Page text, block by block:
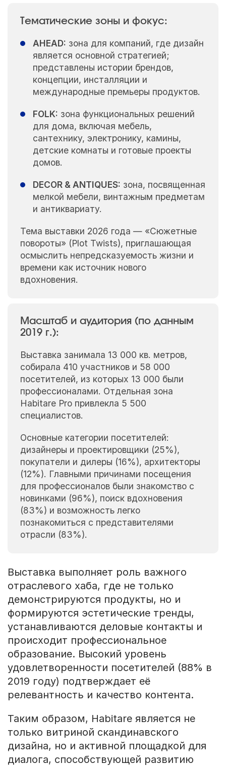
Тематические зоны и фокус:
AHEAD: зона для компаний, где дизайн
является основной стратегией;
представлены истории брендов,
концепции, инсталляции и
международные премьеры продуктов.
FOLK: зона функциональных решений
для дома, включая мебель,
сантехнику, электронику, камины,
детские комнаты и готовые проекты
домов.
DECOR & ANTIQUES: зона, посвященная
мелкой мебели, винтажным предметам
и антиквариату.
Тема выставки 2026 года — «Сюжетные
повороты» (Plot Twists), приглашающая
осмыслить непредсказуемость жизни и
времени как источник нового
вдохновения.
Масштаб и аудитория (по данным
2019 г.):
Выставка занимала 13 000 кв. метров,
собирала 410 участников и 58 000
посетителей, из которых 13 000 были
профессионалами. Отдельная зона
Habitare Pro привлекла 5 500
специалистов.
Основные категории посетителей:
дизайнеры и проектировщики (25%),
покупатели и дилеры (16%), архитекторы
(12%). Главными причинами посещения
для профессионалов были знакомство с
новинками (96%), поиск вдохновения
(83%) и возможность легко
познакомиться с представителями
отрасли (83%).
Выставка выполняет роль важного
отраслевого хаба, где не только
демонстрируются продукты, но и
формируются эстетические тренды,
устанавливаются деловые контакты и
происходит профессиональное
образование. Высокий уровень
удовлетворенности посетителей (88% в
2019 году) подтверждает её
релевантность и качество контента.
Таким образом, Habitare является не
только витриной скандинавского
дизайна, но и активной площадкой для
диалога, способствующей развитию